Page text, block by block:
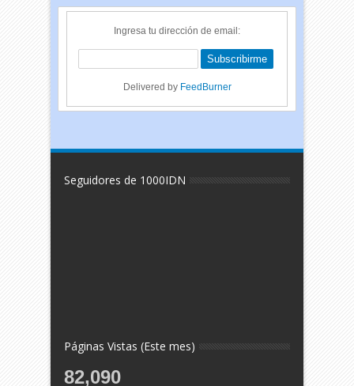
Ingresa tu dirección de email:
Delivered by FeedBurner
Seguidores de 1000IDN
Páginas Vistas (Este mes)
82,090